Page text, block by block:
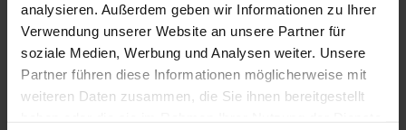
analysieren. Außerdem geben wir Informationen zu Ihrer
Verwendung unserer Website an unsere Partner für
soziale Medien, Werbung und Analysen weiter. Unsere
Partner führen diese Informationen möglicherweise mit
weiteren Daten zusammen, die Sie ihnen bereitgestellt
ISBN
978-3-7890-1980-7
Subtitle